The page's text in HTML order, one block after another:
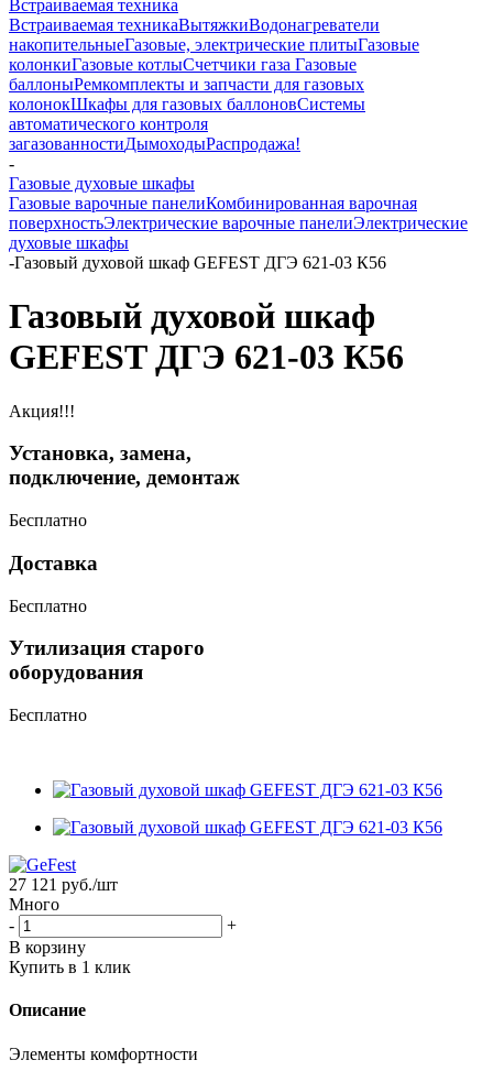
Встраиваемая техника
Встраиваемая техникаВытяжкиВодонагреватели
накопительныеГазовые, электрические плитыГазовые
колонкиГазовые котлыСчетчики газа Газовые
баллоныРемкомплекты и запчасти для газовых
колонокШкафы для газовых баллоновСистемы
автоматического контроля
загазованностиДымоходыРаспродажа!
-
Газовые духовые шкафы
Газовые варочные панелиКомбинированная варочная
поверхностьЭлектрические варочные панелиЭлектрические
духовые шкафы
-Газовый духовой шкаф GEFEST ДГЭ 621-03 К56
Газовый духовой шкаф
GEFEST ДГЭ 621-03 К56
Акция!!!
Установка, замена,
подключение, демонтаж
Бесплатно
Доставка
Бесплатно
Утилизация старого
оборудования
Бесплатно
27 121 руб./шт
Много
-
+
В корзину
Купить в 1 клик
Описание
Элементы комфортности